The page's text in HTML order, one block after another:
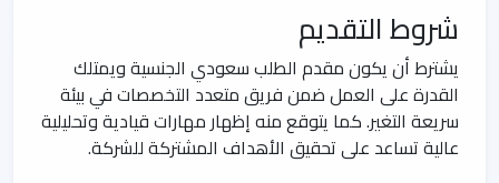
شروط التقديم
يشترط أن يكون مقدم الطلب سعودي الجنسية ويمتلك
القدرة على العمل ضمن فريق متعدد التخصصات في بيئة
سريعة التغير. كما يتوقع منه إظهار مهارات قيادية وتحليلية
عالية تساعد على تحقيق الأهداف المشتركة للشركة.